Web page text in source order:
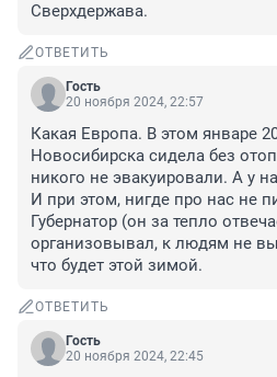
Сверхдержава.
ОТВЕТИТЬ
Гость
20 ноября 2024, 22:57
Какая Европа. В этом январе
Новосибирска сидела без
никого не эвакуировали. А у
И при этом, нигде про нас не
Губернатор (он за тепло
организовывал, к людям не
что будет этой зимой.
ОТВЕТИТЬ
Гость
20 ноября 2024, 22:45